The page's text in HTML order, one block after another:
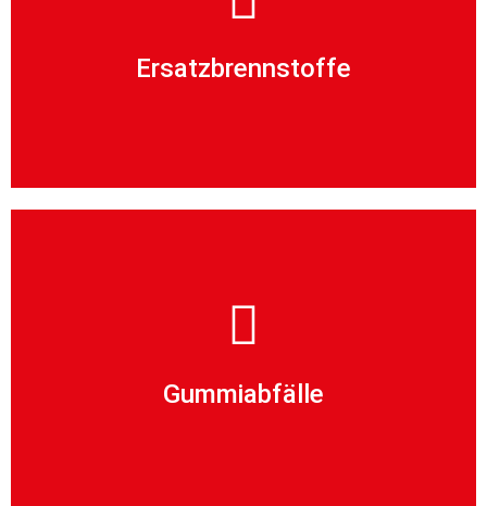
Ersatzbrennstoffe
sind werden der Verbrennung zugeführt.
Gummiabfälle
Problem für die Danninger OHG!